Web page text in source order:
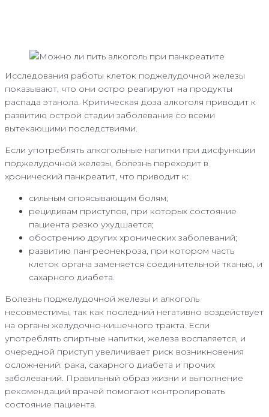
Исследования работы клеток поджелудочной железы
показывают, что они остро реагируют на продукты
распада этанола. Критическая доза алкоголя приводит к
развитию острой стадии заболевания со всеми
вытекающими последствиями.
Если употреблять алкогольные напитки при дисфункции
поджелудочной железы, болезнь переходит в
хронический панкреатит, что приводит к:
сильным опоясывающим болям;
рецидивам приступов, при которых состояние
пациента резко ухудшается;
обострению других хронических заболеваний;
развитию пангреонекроза, при котором часть
клеток органа заменяется соединительной тканью, и
сахарного диабета.
Болезнь поджелудочной железы и алкоголь
несовместимы, так как последний негативно воздействует
на органы желудочно-кишечного тракта. Если
употреблять спиртные напитки, железа воспаляется, и
очередной приступ увеличивает риск возникновения
осложнений: рака, сахарного диабета и прочих
заболеваний. Правильный образ жизни и выполнение
рекомендаций врачей помогают контролировать
состояние пациента.